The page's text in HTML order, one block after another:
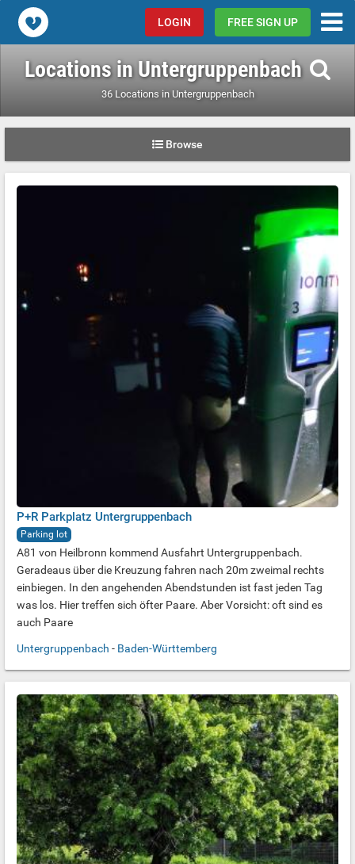
Popcorn.dating LOGIN FREE SIGN UP
Locations in Untergruppenbach
36 Locations in Untergruppenbach
Browse
P+R Parkplatz Untergruppenbach
Parking lot
A81 von Heilbronn kommend Ausfahrt Untergruppenbach.
Geradeaus über die Kreuzung fahren nach 20m zweimal rechts
einbiegen. In den angehenden Abendstunden ist fast jeden Tag
was los. Hier treffen sich öfter Paare. Aber Vorsicht: oft sind es
auch Paare
Untergruppenbach - Baden-Württemberg